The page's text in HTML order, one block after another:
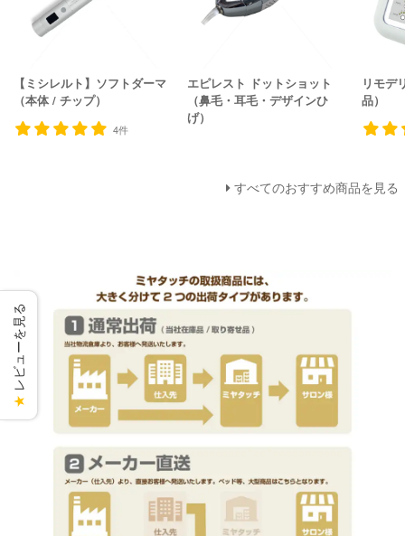
【ミシレルト】ソフトダーマ
（本体 / チップ）
4件
エピレスト ドットショット
（鼻毛・耳毛・デザインひ
げ）
リモデ
品）
すべてのおすすめ商品を見る
★
レビューを見る